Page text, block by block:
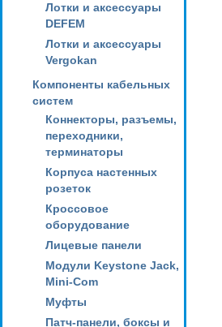
Лотки и аксессуары
DEFEM
Лотки и аксессуары
Vergokan
Компоненты кабельных
систем
Коннекторы, разъемы,
переходники,
терминаторы
Корпуса настенных
розеток
Кроссовое
оборудование
Лицевые панели
Модули Keystone Jack,
Mini-Com
Муфты
Патч-панели, боксы и